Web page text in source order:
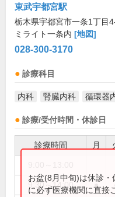
東武宇都宮駅
栃木県宇都宮市一条1丁目
ミライト一条内 [地図]
028-300-3170
診療科目
内科 腎臓内科 循環器
診療/受付時間・休診日
診療時間 月
9:30～14:00 ●
お盆(8月中旬)は休診
に必ず医療機関に直接